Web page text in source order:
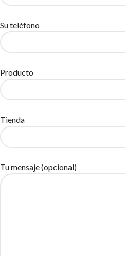
Su teléfono
Producto
Tienda
Tu mensaje (opcional)